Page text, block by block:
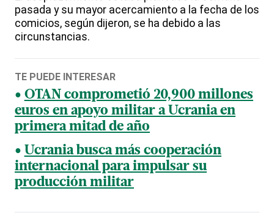
pasada y su mayor acercamiento a la fecha de los
comicios, según dijeron, se ha debido a las
circunstancias.
TE PUEDE INTERESAR
OTAN comprometió 20,900 millones
euros en apoyo militar a Ucrania en
primera mitad de año
Ucrania busca más cooperación
internacional para impulsar su
producción militar